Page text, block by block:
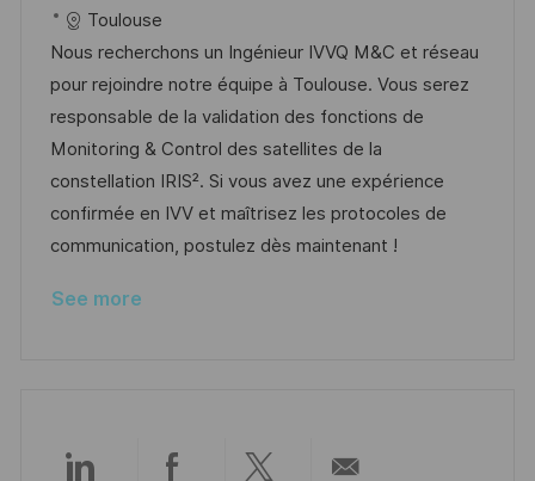
c
a
t
i
o
n
t
e
d
D
a
t
e
o
b
I
d
t
e
g
o
r
y
Toulouse
Nous recherchons un Ingénieur IVVQ M&C et réseau
pour rejoindre notre équipe à Toulouse. Vous serez
responsable de la validation des fonctions de
Monitoring & Control des satellites de la
constellation IRIS². Si vous avez une expérience
confirmée en IVV et maîtrisez les protocoles de
communication, postulez dès maintenant !
See more